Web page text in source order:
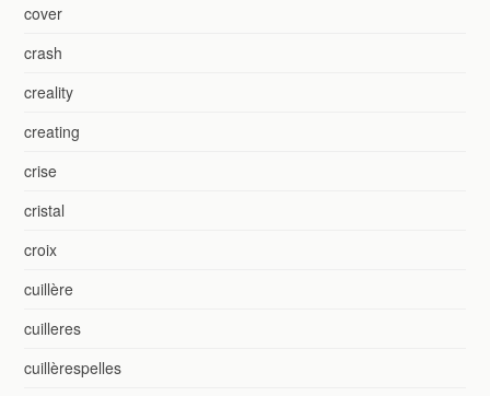
cover
crash
creality
creating
crise
cristal
croix
cuillère
cuilleres
cuillèrespelles